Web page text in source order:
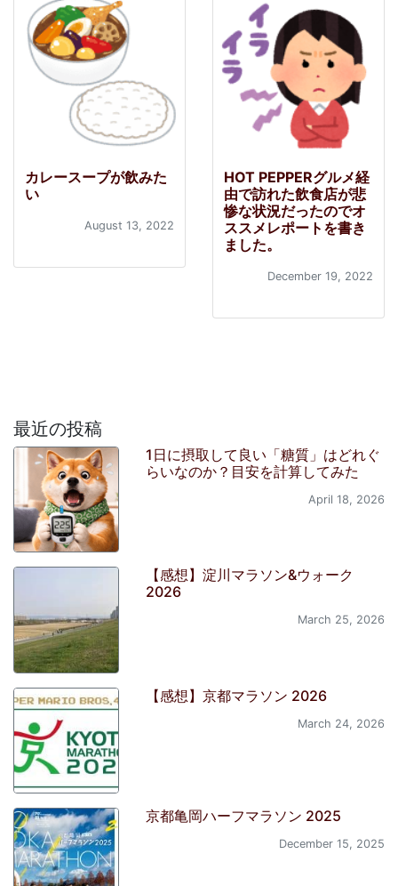
カレースープが飲みた
い
August 13, 2022
HOT PEPPERグルメ経
由で訪れた飲食店が悲
惨な状況だったのでオ
ススメレポートを書き
ました。
December 19, 2022
最近の投稿
1日に摂取して良い「糖質」はどれぐ
らいなのか？目安を計算してみた
April 18, 2026
【感想】淀川マラソン&ウォーク
2026
March 25, 2026
【感想】京都マラソン 2026
March 24, 2026
京都亀岡ハーフマラソン 2025
December 15, 2025